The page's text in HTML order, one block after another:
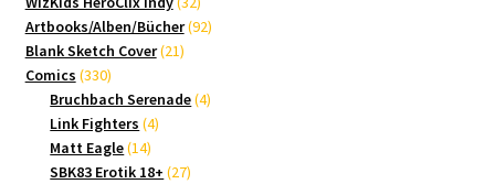
Produkte
Artbooks/Alben/Bücher 9292
Blank Sketch Cover 2121
Comics 330330
Produkte
Bruchbach Serenade 44
Link Fighters 44
Matt Eagle 1414
Produkte
SBK83 Erotik 18+ 2727